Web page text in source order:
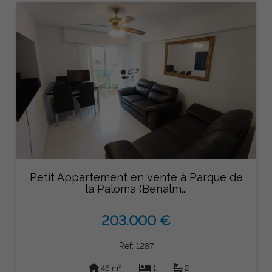
Petit Appartement en vente à Parque de
la Paloma (Benalm...
203.000 €
Ref: 1287
46 m2 1 2